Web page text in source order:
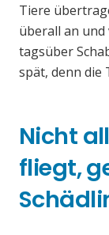
Tiere
überall an und
tagsüber
spät, denn die
Nicht
fliegt,